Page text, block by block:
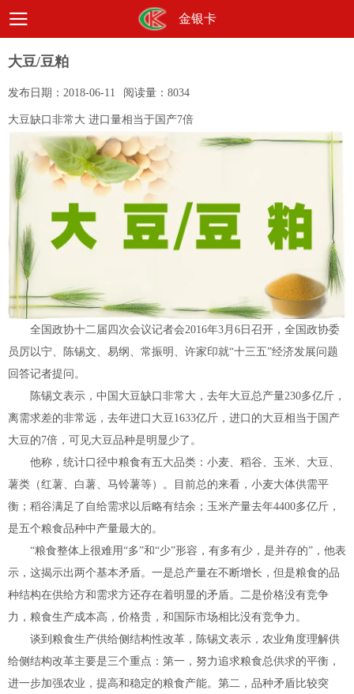
金银卡
大豆/豆粕
发布日期： 2018-06-11 阅读量： 8034
大豆缺口非常大 进口量相当于国产7倍
全国政协十二届四次会议记者会2016年3月6日召开，全国政协委
员厉以宁、陈锡文、易纲、常振明、许家印就“十三五”经济发展问题
回答记者提问。
陈锡文表示，中国大豆缺口非常大，去年大豆总产量230多亿斤，
离需求差的非常远，去年进口大豆1633亿斤，进口的大豆相当于国产
大豆的7倍，可见大豆品种是明显少了。
他称，统计口径中粮食有五大品类：小麦、稻谷、玉米、大豆、
薯类（红薯、白薯、马铃薯等）。目前总的来看，小麦大体供需平
衡；稻谷满足了自给需求以后略有结余；玉米产量去年4400多亿斤，
是五个粮食品种中产量最大的。
“粮食整体上很难用“多”和“少”形容，有多有少，是并存的”，他表
示，这揭示出两个基本矛盾。一是总产量在不断增长，但是粮食的品
种结构在供给方和需求方还存在着明显的矛盾。二是价格没有竞争
力，粮食生产成本高，价格贵，和国际市场相比没有竞争力。
谈到粮食生产供给侧结构性改革，陈锡文表示，农业角度理解供
给侧结构改革主要是三个重点：第一，努力追求粮食总供求的平衡，
进一步加强农业，提高和稳定的粮食产能。第二，品种矛盾比较突